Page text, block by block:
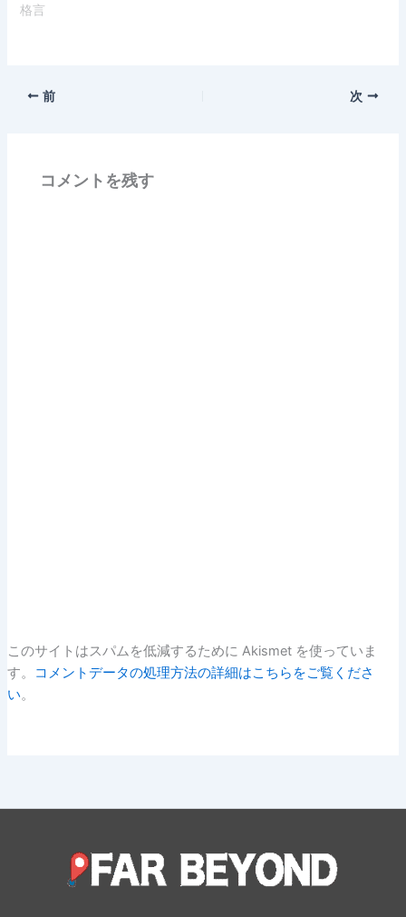
格言
前 次
コメントを残す
このサイトはスパムを低減するために Akismet を使っていま
す。
コメントデータの処理方法の詳細はこちらをご覧くださ
い。